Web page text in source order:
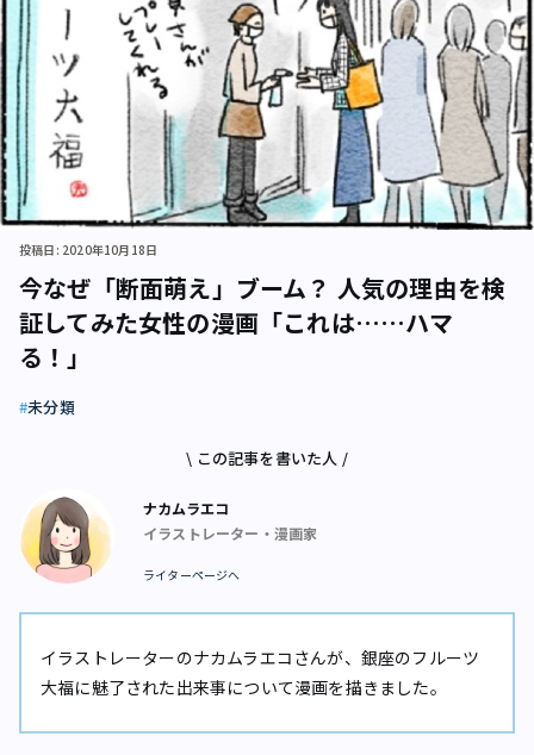
今なぜ「断面萌え」ブーム？ 人気の理由を検
証してみた女性の漫画「これは……ハマ
る！」
投稿日: 2020年10月18日
未分類
\ この記事を書いた人 /
ナカムラエコ
イラストレーター・漫画家
ライターページへ
イラストレーターのナカムラエコさんが、銀座のフルーツ
大福に魅了された出来事について漫画を描きました。